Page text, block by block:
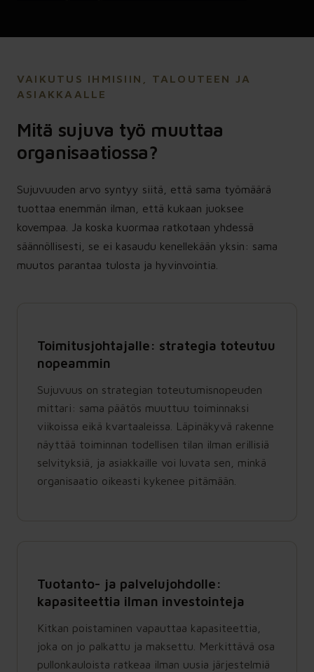
VAIKUTUS IHMISIIN, TALOUTEEN JA
ASIAKKAALLE
Mitä sujuva työ muuttaa
organisaatiossa?
Sujuvuuden arvo syntyy siitä, että sama työmäärä
tuottaa enemmän ilman, että kukaan juoksee
kovempaa. Ja koska kuormaa ratkotaan yhdessä
säännöllisesti, se ei kasaudu kenellekään yksin: sama
muutos parantaa tulosta ja hyvinvointia.
Toimitusjohtajalle: strategia toteutuu
nopeammin
Sujuvuus on strategian toteutumisnopeuden
mittari: sama päätös muuttuu toiminnaksi
viikoissa eikä kvartaaleissa. Läpinäkyvä rakenne
näyttää toiminnan todellisen tilan ilman erillisiä
selvityksiä, ja asiakkaille voi luvata sen, minkä
organisaatio oikeasti kykenee pitämään.
Tuotanto- ja palvelujohdolle:
kapasiteettia ilman investointeja
Kitkan poistaminen vapauttaa kapasiteettia,
joka on jo palkattu ja maksettu. Merkittävä osa
pullonkauloista ratkeaa ilman uusia järjestelmiä